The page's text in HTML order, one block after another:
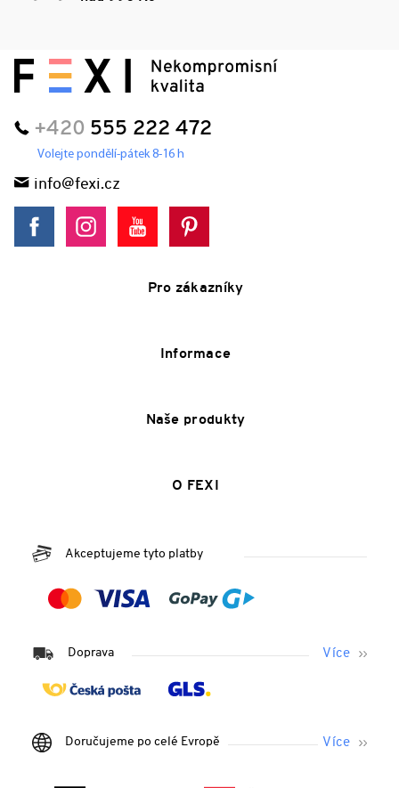
+420 555 222 472
Volejte pondělí-pátek 8-16 h
info@fexi.cz
Pro zákazníky
Informace
Naše produkty
O FEXI
Akceptujeme tyto platby
Doprava
Doručujeme po celé Evropě